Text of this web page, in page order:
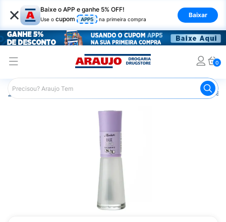
× Baixe o APP e ganhe 5% OFF!
Use o cupom APP5 na primeira compra
Baixar
0
Araujo Beleza e Cuidados Base